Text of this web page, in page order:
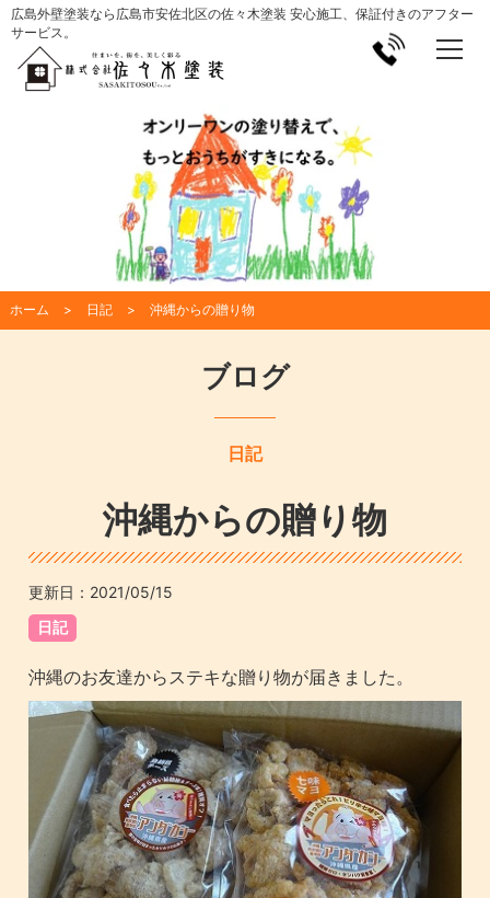
広島外壁塗装なら広島市安佐北区の佐々木塗装 安心施工、保証付きのアフター
サービス。
ホーム 日記 沖縄からの贈り物
ブログ
日記
沖縄からの贈り物
更新日： 2021/05/15
日記
沖縄のお友達からステキな贈り物が届きました。